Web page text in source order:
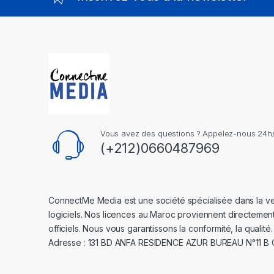
Vous avez des questions ? Appelez-nous
(+212)0660487969
ConnectMe Media est une société spécialisée dans la
logiciels. Nos licences au Maroc proviennent
officiels. Nous vous garantissons la conformité, la qualité.
Adresse : 131 BD ANFA RESIDENCE AZUR BUREAU N°11 B